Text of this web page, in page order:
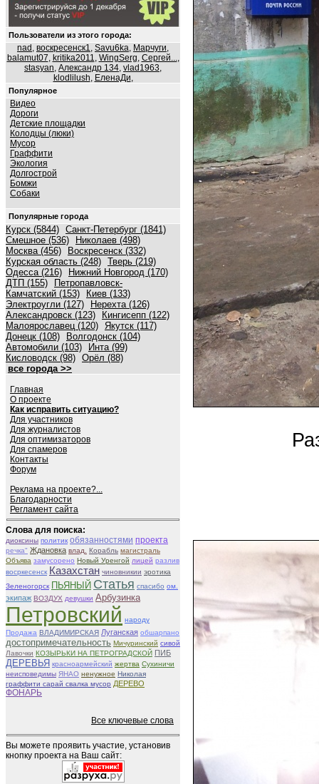
Пользователи из этого города:
nad , воскресенск1, Savu6ka, Марчуги,
balamut07, kritika2011, WingSerg, Сергей...,
stasyan, Александр 134, vlad1963,
klodlilush, ЕленаДи,
Популярное
Видео
Дороги
Детские площадки
Колодцы (люки)
Мусор
Граффити
Экология
Долгострой
Бомжи
Собаки
Популярные города
Курск (5844) Санкт-Петербург (1841)
Смешное (536)
Николаев (498)
Москва (456)
Воскресенск (332)
Курская область (248) Тверь (219)
Одесса (216)
Нижний Новгород (170)
ДТП (155)
Петропавловск-
Камчатский (153)
Киев (133)
Электроугли (127)
Нерехта (126)
Александровск (123)
Кингисепп (122)
Малоярославец (120) Якутск (117)
Донецк (108)
Волгодонск (104)
Автомобили (103)
Инта (99)
Кисловодск (98) Орёл (88)
все города >>
Главная
О проекте
Как исправить ситуацию?
Для участников
Для журналистов
Для оптимизаторов
Для спамеров
Контакты
Форум
Реклама на проекте?...
Благодарности
Регламент сайта
Слова для поиска:
диоксины политик обязанностями проекта
речка" Ждановка влад. Корабль магистраль
Объява замусорено Новый Уренгой лицей разлив
восркесенск Казахстан чиновникии эротика
Зеленогорск ПЬЯНЫЙ Статья спасибо ом.
экипаж ВОЗДУХ девушки Арбузинка
Петровский народу
Продажа ВЛАДИМИРСКАЯ Луганская обшарпано
достопримечательность Мичуринский сивой
Лавочки КОЗЫРЬКИ НА ПЕТРОГРАДСКОЙ ПИБ
ДЕРЕВЬЯ красноармейский жертва Сухиничи
неисповедимы ЯНАО ненужное Николая
граффити сарай свалка мусор ДЕРЕВО
ФОНАРЬ
Все ключевые слова
Вы можете проявить участие, установив
кнопку проекта на Ваш сайт: